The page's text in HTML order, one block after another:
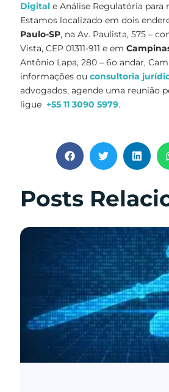
Digital e Análise Regulatória para
Estamos localizado em dois
Paulo-SP, na Av. Paulista, 575 –
Vista, CEP 01311-911 e em
Antônio Lapa, 280 – 6o andar,
informações ou consultoria
advogados, agende uma reunião
ligue +55 11 3090 5979.
Posts